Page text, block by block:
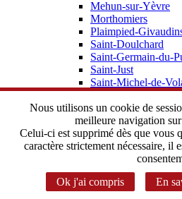
Mehun-sur-Yèvre
Morthomiers
Plaimpied-
Saint-Doulchard
Saint-Germain-du-
Saint-Just
Saint-Michel-de-
Trouy
Vorly
> Elus, statuts
Depuis 2002 une
Le Bureau
Le Conseil
Les statuts de
> Instances
Nous utilisons un cookie de
meilleure navigation
Celui-ci est supprimé dès que vous
caractère strictement nécessaire, il
Ok j'ai compris
En